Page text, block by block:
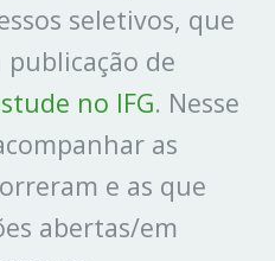
seletivos, que
de
no IFG. Nesse
as
e as que
abertas/em